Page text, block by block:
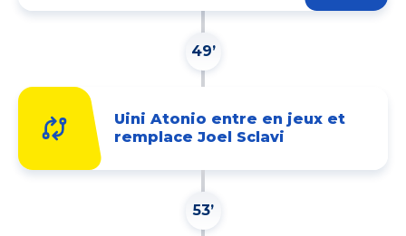
Uini Atonio entre en jeux et
remplace Joel Sclavi
49’
53’